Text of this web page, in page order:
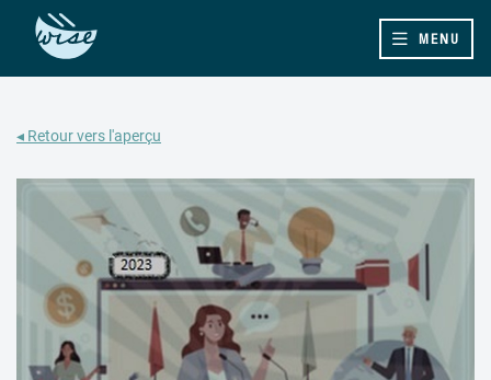
MENU
◂ Retour vers l'aperçu